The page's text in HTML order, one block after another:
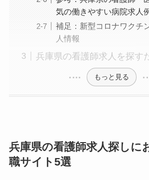
気の働きやすい病院求人
補足：新型コロナワクチ
人情報
兵庫県の看護師求人を探す
もっと見る
兵庫県の看護師求人探しに
職サイト5選